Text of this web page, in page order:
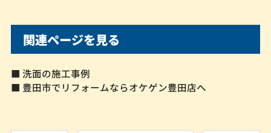
関連ページを見る
■ 洗面の施工事例
■ 豊田市でリフォームならオケゲン豊田店へ